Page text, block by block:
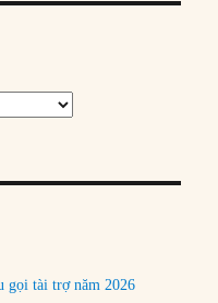
gọi tài trợ năm 2026